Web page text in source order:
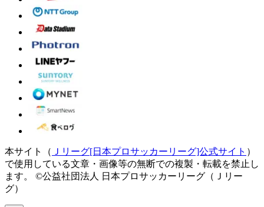
本サイト（ Ｊリーグ[日本プロサッカーリーグ]公式サイト ）
で使用している文章・画像等の無断での複製・転載を禁止し
ます。
©公益社団法人 日本プロサッカーリーグ（Ｊリー
グ）